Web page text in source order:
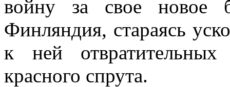
войну за свое новое
Финляндия, стараясь
к ней
красного спрута.